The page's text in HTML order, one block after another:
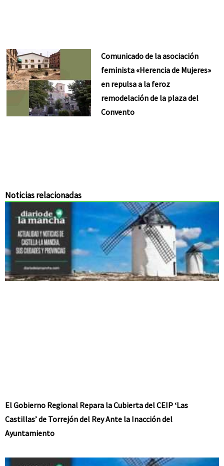
Comunicado de la asociación
feminista «Herencia de Mujeres»
en repulsa a la feroz
remodelación de la plaza del
Convento
Noticias relacionadas
El Gobierno Regional Repara la Cubierta del CEIP ‘Las
Castillas’ de Torrejón del Rey Ante la Inacción del
Ayuntamiento